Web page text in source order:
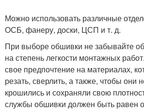
Можно использовать различные
ОСБ, фанеру, доски, ЦСП и т. д.
При выборе обшивки не забывайте
на степень легкости монтажных
свое предпочтение на материалах,
резать, сверлить, а также, чтобы они
крошились и сохраняли свою
службы обшивки должен быть равен